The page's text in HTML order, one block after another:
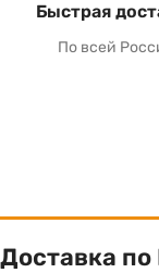
Быстрая
По всей
Доставка по